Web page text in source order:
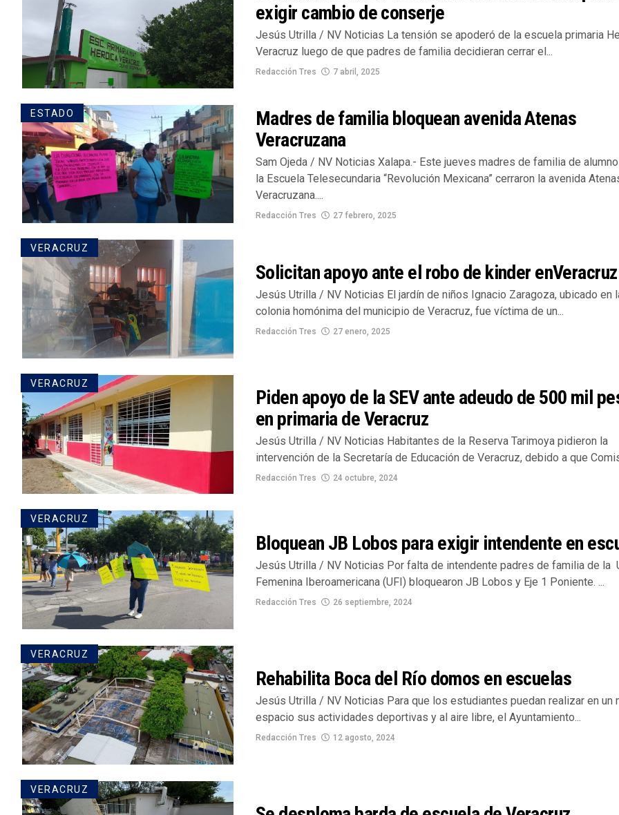
exigir cambio de conserje
Jesús Utrilla / NV Noticias La tensión se apoderó de la escuela primaria
Veracruz luego de que padres de familia decidieran cerrar el...
Redacción Tres 7 abril, 2025
ESTADO
Madres de familia bloquean avenida Atenas
Veracruzana
Sam Ojeda / NV Noticias Xalapa.- Este jueves madres de familia de
la Escuela Telesecundaria “Revolución Mexicana” cerraron la avenida
Veracruzana....
Redacción Tres 27 febrero, 2025
VERACRUZ
Solicitan apoyo ante el robo de kinder enVeracruz
Jesús Utrilla / NV Noticias El jardín de niños Ignacio Zaragoza, ubicado en
colonia homónima del municipio de Veracruz, fue víctima de un...
Redacción Tres 27 enero, 2025
VERACRUZ
Piden apoyo de la SEV ante adeudo de 500 mil
en primaria de Veracruz
Jesús Utrilla / NV Noticias Habitantes de la Reserva Tarimoya pidieron la
intervención de la Secretaría de Educación de Veracruz, debido a que
Redacción Tres 24 octubre, 2024
VERACRUZ
Bloquean JB Lobos para exigir intendente en
Jesús Utrilla / NV Noticias Por falta de intendente padres de familia de la
Femenina Iberoamericana (UFI) bloquearon JB Lobos y Eje 1 Poniente. ...
Redacción Tres 26 septiembre, 2024
VERACRUZ
Rehabilita Boca del Río domos en escuelas
Jesús Utrilla / NV Noticias Para que los estudiantes puedan realizar en un
espacio sus actividades deportivas y al aire libre, el Ayuntamiento...
Redacción Tres 12 agosto, 2024
VERACRUZ